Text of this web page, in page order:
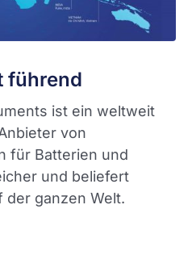
führend
ist ein weltweit
von
für Batterien und
und beliefert
der ganzen Welt.